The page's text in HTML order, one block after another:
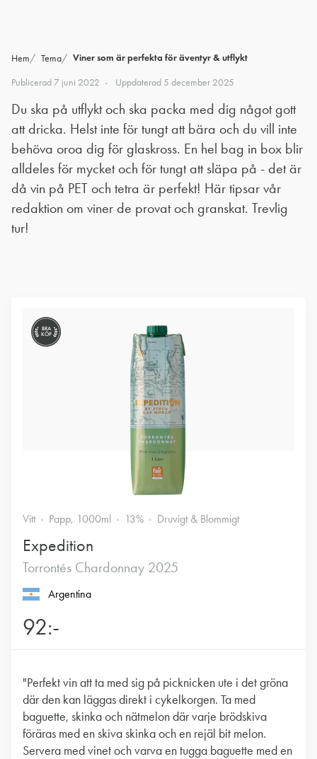
Hem Tema Viner som är perfekta för äventyr & utflykt
Publicerad 7 juni 2022 Uppdaterad5 december 2025
Du ska på utflykt och ska packa med dig något gott
att dricka. Helst inte för tungt att bära och du vill inte
behöva oroa dig för glaskross. En hel bag in box blir
alldeles för mycket och för tungt att släpa på - det är
då vin på PET och tetra är perfekt! Här tipsar vår
redaktion om viner de provat och granskat. Trevlig
tur!
BRA
KÖP
Vitt Papp, 1000ml 13% Druvigt & Blommigt
Expedition
Torrontés Chardonnay 2025
Argentina
92:-
"Perfekt vin att ta med sig på picknicken ute i det gröna
där den kan läggas direkt i cykelkorgen. Ta med
baguette, skinka och nätmelon där varje brödskiva
föräras med en skiva skinka och en rejäl bit melon.
Servera med vinet och varva en tugga baguette med en